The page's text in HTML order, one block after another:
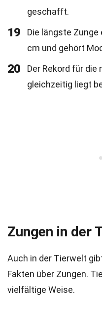
geschafft.
19
Die längste
cm und gehört
20
Der Rekord für
gleichzeitig liegt
Zungen in der
Auch in der Tierwelt
Fakten über Zungen.
vielfältige Weise.